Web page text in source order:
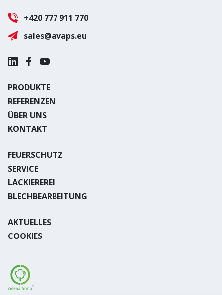
+420 777 911 770
sales@avaps.eu
PRODUKTE
REFERENZEN
ÜBER UNS
KONTAKT
FEUERSCHUTZ
SERVICE
LACKIEREREI
BLECHBEARBEITUNG
AKTUELLES
COOKIES